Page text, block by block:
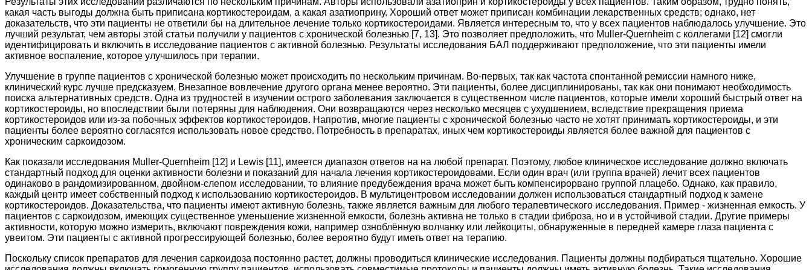
какая часть выгоды должна быть приписана кортикостероидам, а какая азатиоприну. Хороший ответ может приписан комбинации лекарственных средств; однако, нет
доказательств, что эти пациенты не ответили бы на длительное лечение только кортикостероидами. Является интересным то, что у всех пациентов наблюдалось улучшение. Это
лучший результат, чем авторы этой статьи получили у пациентов с хронической болезнью [7, 13]. Это позволяет предположить, что Muller-Quernheim с коллегами [12] смогли
идентифицировать и включить в исследование пациентов с активной болезнью. Результаты исследования БАЛ поддерживают предположение, что эти пациенты имели
активное воспаление, которое улучшилось при терапии.
Улучшение в группе пациентов с хронической болезнью может происходить по нескольким причинам. Во-первых, так как частота спонтанной ремиссии намного ниже,
клинический курс лучше предсказуем. Внезапное вовлечение другого органа менее вероятно. Эти пациенты, более дисциплинированы, так как они понимают необходимость
поиска альтернативных средств. Одна из трудностей в изучении острого заболевания заключается в существенном числе пациентов, которые имели хороший быстрый ответ на
кортикостероиды, но впоследствии были потеряны для наблюдения. Они возвращаются через несколько месяцев с ухудшением, вследствие прекращения приема
кортикостероидов или из-за побочных эффектов кортикостероидов. Напротив, многие пациенты с хронической болезнью часто не хотят принимать кортикостероиды, и эти
пациенты более вероятно согласятся использовать новое средство. Потребность в препаратах, иных чем кортикостероиды является более важной для пациентов с
хроническим саркоидозом.
Как показали исследования Muller-Quernheim [12] и Lewis [11], имеется диапазон ответов на на любой препарат. Поэтому, любое клиническое исследование должно включать
стандартный подход для оценки активности болезни и показаний для начала лечения кортикостероидовами. Если один врач (или группа врачей) лечит всех пациентов
одинаково в рандомизированном, двойном-слепом исследовании, то влияние предубеждения врача может быть компенсирорвано группой плацебо. Однако, как правило,
каждый центр имеет собственный подход к использованию кортикостероидов. В мультицентровом исследовании должен использоваться стандартный подход к замене
кортикостероидов. Доказательства, что пациенты имеют активную болезнь, также является важным для любого терапевтического исследования. Пример - жизненная емкость. У
пациентов с саркоидозом, имеющих существенное уменьшение жизненной емкости, болезнь активна не только в стадии фиброза, но и в устойчивой стадии. Другие примеры
активности, которую можно измерить, включают повреждения кожи, например озноблённую волчанку или лейкоциты, обнаруженные в передней камере глаза пациента с
увеитом. Эти пациенты с активной прогрессирующей болезнью, более вероятно будут иметь ответ на терапию.
Поскольку список препаратов для лечения саркоидоза постоянно растет, должны проводиться клинические исследования. Пациенты должны подбираться тщательно. Хорошие